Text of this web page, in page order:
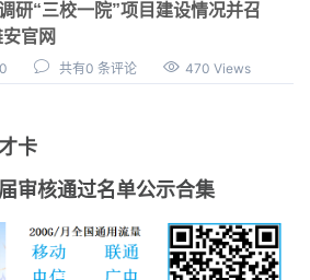
点我申领雄才卡
审核通过公示
研“三校一院”项目建设情况并召
官网
共有0 条评论 470 Views
卡
审核通过名单公示合集